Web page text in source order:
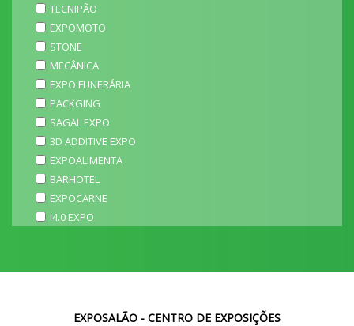
TECNIPÃO
EXPOMOTO
STONE
MECÂNICA
EXPO FUNERÁRIA
PACKGING
SAGAL EXPO
3D ADDITIVE EXPO
EXPOALIMENTA
BARHOTEL
EXPOCARNE
i4.0 EXPO
EXPOSALÃO - CENTRO DE EXPOSIÇÕES